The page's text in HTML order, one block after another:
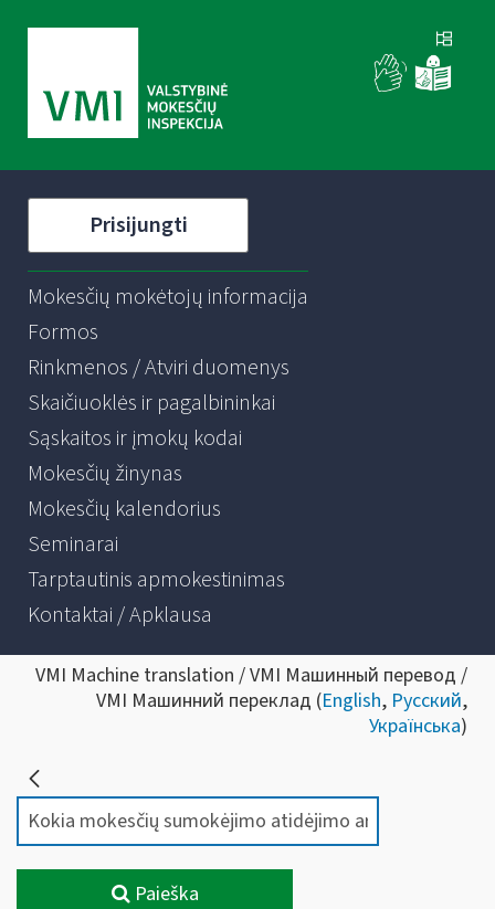
Prisijungti
Mokesčių mokėtojų informacija
Formos
Rinkmenos / Atviri duomenys
Skaičiuoklės ir pagalbininkai
Sąskaitos ir įmokų kodai
Mokesčių žinynas
Mokesčių kalendorius
Seminarai
Tarptautinis apmokestinimas
Kontaktai / Apklausa
VMI Machine translation / VMI Машинный перевод /
VMI Машинний переклад (English, Русский,
Українська)
Paieška